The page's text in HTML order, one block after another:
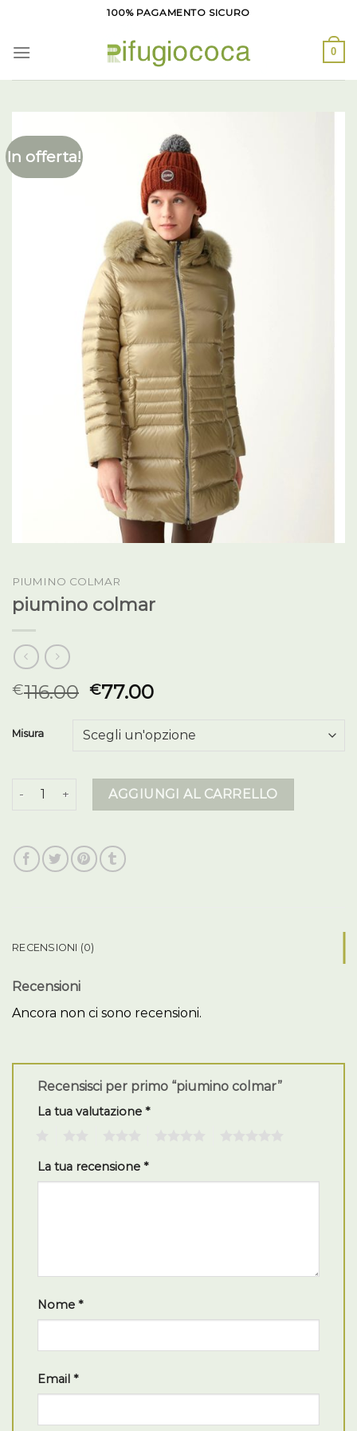
contenuti
100% PAGAMENTO SICURO
0
In offerta!
PIUMINO COLMAR
piumino colmar
€116.00 €77.00
Misura
piumino colmar quantitàAGGIUNGI AL CARRELLO
RECENSIONI (0)
Recensioni
Ancora non ci sono recensioni.
Recensisci per primo “piumino colmar”
La tua valutazione *
La tua recensione *
Nome *
Email *